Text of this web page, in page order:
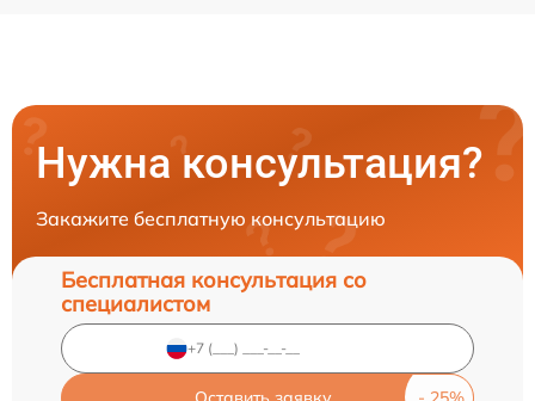
Нужна консультация?
Закажите бесплатную консультацию
Бесплатная консультация со
специалистом